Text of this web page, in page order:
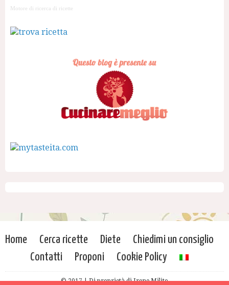
Motore di ricerca di ricette
Home Cerca ricette Diete
Chiedimi un consiglio
Contatti
Proponi Cookie Policy
© 2017 | Di proprietà di Irene Milito